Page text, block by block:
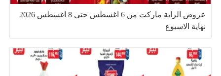
عروض الراية ماركت من 6 اغسطس حتى 8 اغسطس 2026
نهاية الاسبوع